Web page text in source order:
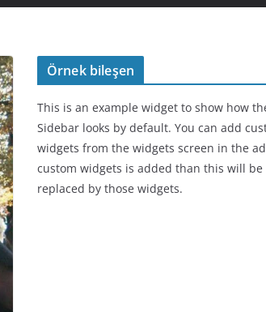
Örnek bileşen
This is an example widget to show how
Sidebar looks by default. You can add
widgets from the widgets screen in the
custom widgets is added than this will be
replaced by those widgets.